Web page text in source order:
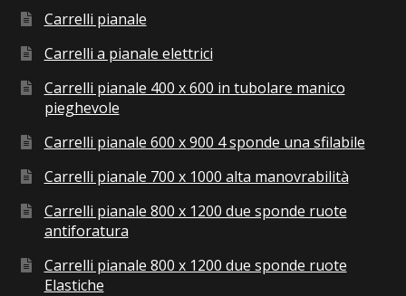
Carrelli pianale
Carrelli a pianale elettrici
Carrelli pianale 400 x 600 in tubolare manico
pieghevole
Carrelli pianale 600 x 900 4 sponde una sfilabile
Carrelli pianale 700 x 1000 alta manovrabilità
Carrelli pianale 800 x 1200 due sponde ruote
antiforatura
Carrelli pianale 800 x 1200 due sponde ruote
Elastiche